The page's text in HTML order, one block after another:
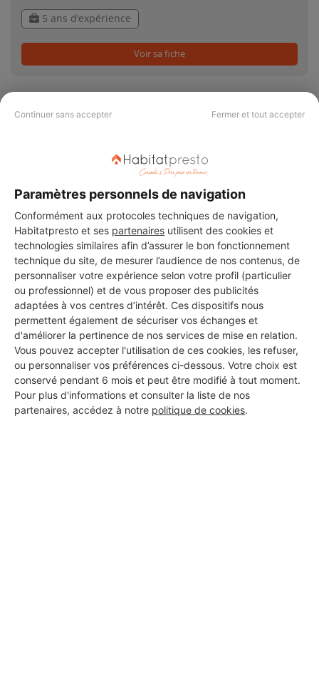
Continuer sans accepter Fermer et tout accepter
Paramètres personnels de navigation
Conformément aux protocoles techniques de navigation,
Habitatpresto et ses partenaires utilisent des cookies et
technologies similaires afin d’assurer le bon fonctionnement
technique du site, de mesurer l’audience de nos contenus, de
personnaliser votre expérience selon votre profil (particulier
ou professionnel) et de vous proposer des publicités
adaptées à vos centres d’intérêt. Ces dispositifs nous
permettent également de sécuriser vos échanges et
d'améliorer la pertinence de nos services de mise en relation.
Vous pouvez accepter l'utilisation de ces cookies, les refuser,
ou personnaliser vos préférences ci-dessous. Votre choix est
conservé pendant 6 mois et peut être modifié à tout moment.
Pour plus d'informations et consulter la liste de nos
partenaires, accédez à notre politique de cookies.
5 ans d'expérience
Voir sa fiche
PAS LE TEMPS DE
CHERCHER ?
Vous souhaitez réaliser des travaux et ne savez quel professionnel
choisir ? Demandez des devis travauxauprès de notre réseau de 5 000
professionnels partout en France.
DEMANDER UN DEVIS